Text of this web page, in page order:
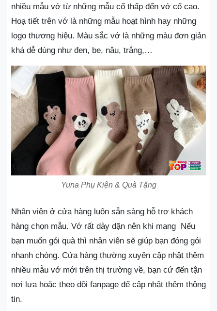
nhiều mẫu vớ từ những mẫu cổ thấp đến vớ cổ cao.
Hoạ tiết trên vớ là những mẫu hoạt hình hay những
logo thương hiệu. Màu sắc vớ là những màu đơn giản
khá dễ dùng như đen, be, nâu, trắng,…
Yuna Phụ Kiện & Quà Tặng
Nhân viên ở cửa hàng luôn sẵn sàng hỗ trợ khách
hàng chọn mẫu. Vớ rất dày dặn nên khi mang Nếu
bạn muốn gói quà thì nhân viên sẽ giúp bạn đóng gói
nhanh chóng. Cửa hàng thường xuyên cập nhật thêm
nhiều mẫu vớ mới trên thị trường về, bạn cứ đến tận
nơi lựa hoặc theo dõi fanpage để cập nhật thêm thông
tin.